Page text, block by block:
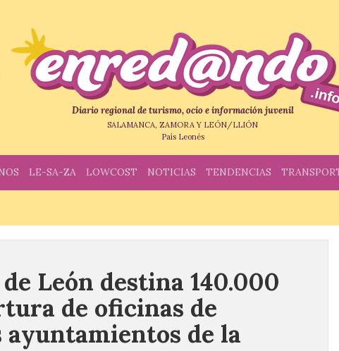
Diario regional de turismo, ocio e información juvenil
SALAMANCA, ZAMORA Y LEÓN/LLIÓN
País Leonés
LE-SA-ZA LOWCOST NOTICIAS TENDENCIAS
León destina 140.000
de oficinas de
de la